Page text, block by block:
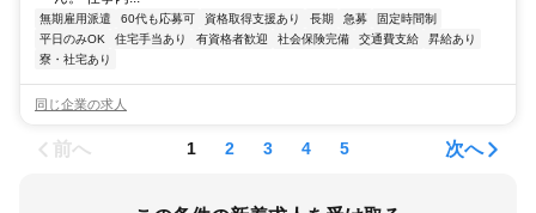
無期雇用派遣 60代も応募可 資格取得支援あり 長期 急募
固定時間制
平日のみOK
住宅手当あり 有資格者歓迎 社会保険完備 交通費支給
昇給あり
寮・社宅あり
同じ企業の求人
前へ 1 2 3 4 5 次へ